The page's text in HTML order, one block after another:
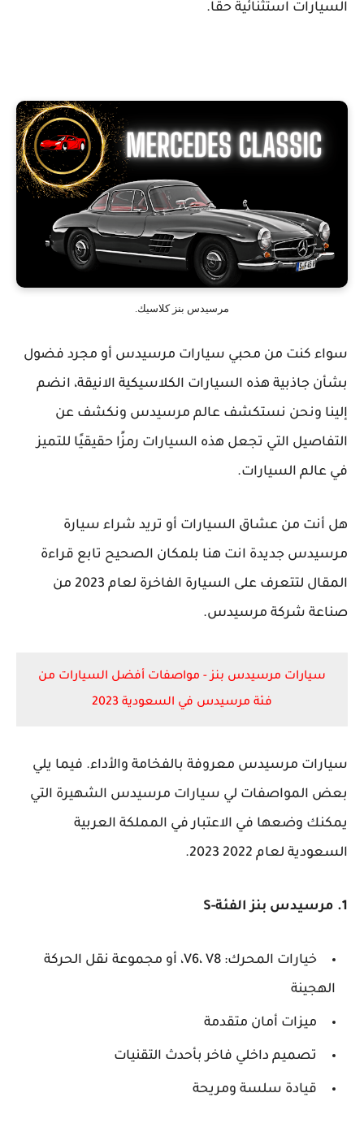
السيارات استثنائية حقًا.
مرسيدس بنز كلاسيك.
سواء كنت من محبي سيارات مرسيدس أو مجرد فضول
بشأن جاذبية هذه السيارات الكلاسيكية الانيقة، انضم
إلينا ونحن نستكشف عالم مرسيدس ونكشف عن
التفاصيل التي تجعل هذه السيارات رمزًا حقيقيًا للتميز
في عالم السيارات.
هل أنت من عشاق السيارات أو تريد شراء سيارة
مرسيدس جديدة انت هنا بلمكان الصحيح تابع قراءة
المقال لتتعرف على السيارة الفاخرة لعام 2023 من
صناعة شركة مرسيدس.
سيارات مرسيدس بنز - مواصفات أفضل السيارات من
فئة مرسيدس في السعودية 2023
سيارات مرسيدس معروفة بالفخامة والأداء. فيما يلي
بعض المواصفات لي سيارات مرسيدس الشهيرة التي
يمكنك وضعها في الاعتبار في المملكة العربية
السعودية لعام 2022 2023.
1. مرسيدس بنز الفئة-S
خيارات المحرك: V6، V8، أو مجموعة نقل الحركة
الهجينة
ميزات أمان متقدمة
تصميم داخلي فاخر بأحدث التقنيات
قيادة سلسة ومريحة